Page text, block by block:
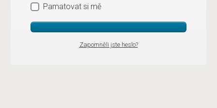
Pamatovat si mě
Zapomněli jste heslo?